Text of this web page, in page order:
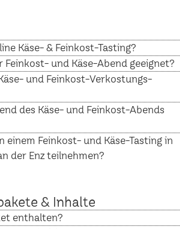
Käse- & Feinkost-Tasting?
Feinkost- und Käse-Abend geeignet?
und Feinkost-Verkostungs-
des Käse- und Feinkost-Abends
einem Feinkost- und Käse-Tasting in
der Enz teilnehmen?
& Inhalte
enthalten?